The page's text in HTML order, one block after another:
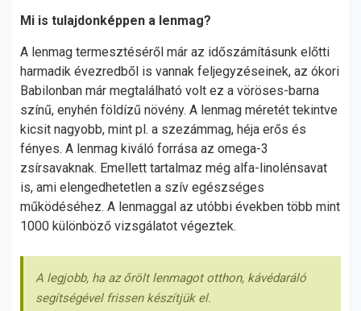
Mi is tulajdonképpen a lenmag?
A lenmag termesztéséről már az időszámításunk előtti
harmadik évezredből is vannak feljegyzéseinek, az ókori
Babilonban már megtalálható volt ez a vöröses-barna
színű, enyhén földízű növény. A lenmag méretét tekintve
kicsit nagyobb, mint pl. a szezámmag, héja erős és
fényes. A lenmag kiváló forrása az omega-3
zsírsavaknak. Emellett tartalmaz még alfa-linolénsavat
is, ami elengedhetetlen a szív egészséges
működéséhez. A lenmaggal az utóbbi években több mint
1000 különböző vizsgálatot végeztek.
A legjobb, ha az őrölt lenmagot otthon, kávédaráló
segítségével frissen készítjük el.